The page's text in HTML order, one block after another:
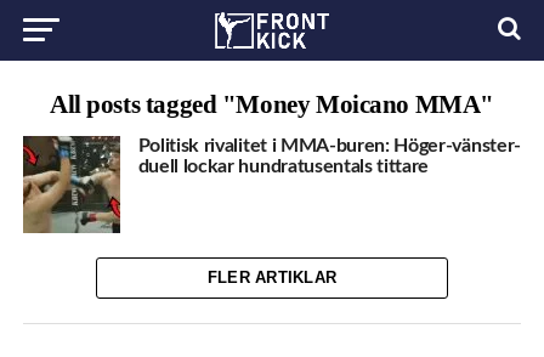
All posts tagged "Money Moicano MMA"
Politisk rivalitet i MMA-buren: Höger-vänster-
duell lockar hundratusentals tittare
FLER ARTIKLAR